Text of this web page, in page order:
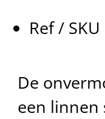
Ref / SKU
De
een linnen